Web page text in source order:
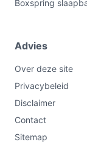
Boxspring
Advies
Over deze site
Privacybeleid
Disclaimer
Contact
Sitemap